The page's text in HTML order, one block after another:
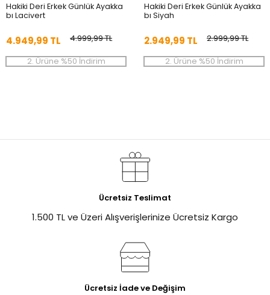
Hakiki Deri Erkek Günlük Ayakka
bı Lacivert
4.999,99 TL
4.949,99 TL
2. Ürüne %50 İndirim
Hakiki Deri Erkek Günlük Ayakka
bı Siyah
2.999,99 TL
2.949,99 TL
2. Ürüne %50 İndirim
Ücretsiz Teslimat
1.500 TL ve Üzeri Alışverişlerinize Ücretsiz Kargo
Ücretsiz İade ve Değişim